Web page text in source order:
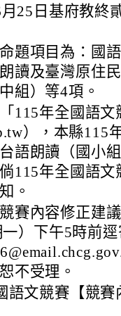
25日基府教終
題項目為：國
讀及臺灣原住
組）等4項。
115年全國語文
），本縣115
語朗讀（國小
115年全國語文
。
賽內容修正建
）下午5時前
不受理。
語文競賽【競賽